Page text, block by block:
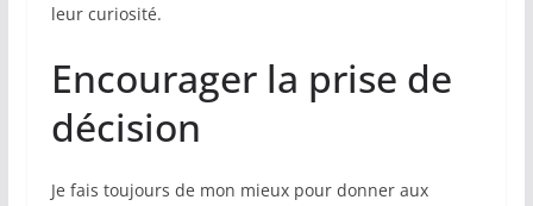
leur curiosité.
Encourager la prise de
décision
Je fais toujours de mon mieux pour donner aux